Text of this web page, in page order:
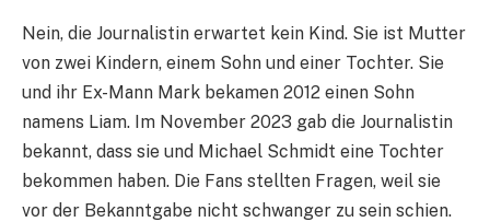
Nein, die Journalistin erwartet kein Kind. Sie ist Mutter
von zwei Kindern, einem Sohn und einer Tochter. Sie
und ihr Ex-Mann Mark bekamen 2012 einen Sohn
namens Liam. Im November 2023 gab die Journalistin
bekannt, dass sie und Michael Schmidt eine Tochter
bekommen haben. Die Fans stellten Fragen, weil sie
vor der Bekanntgabe nicht schwanger zu sein schien.